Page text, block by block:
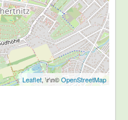
Leaflet, \r\n©OpenStreetMap